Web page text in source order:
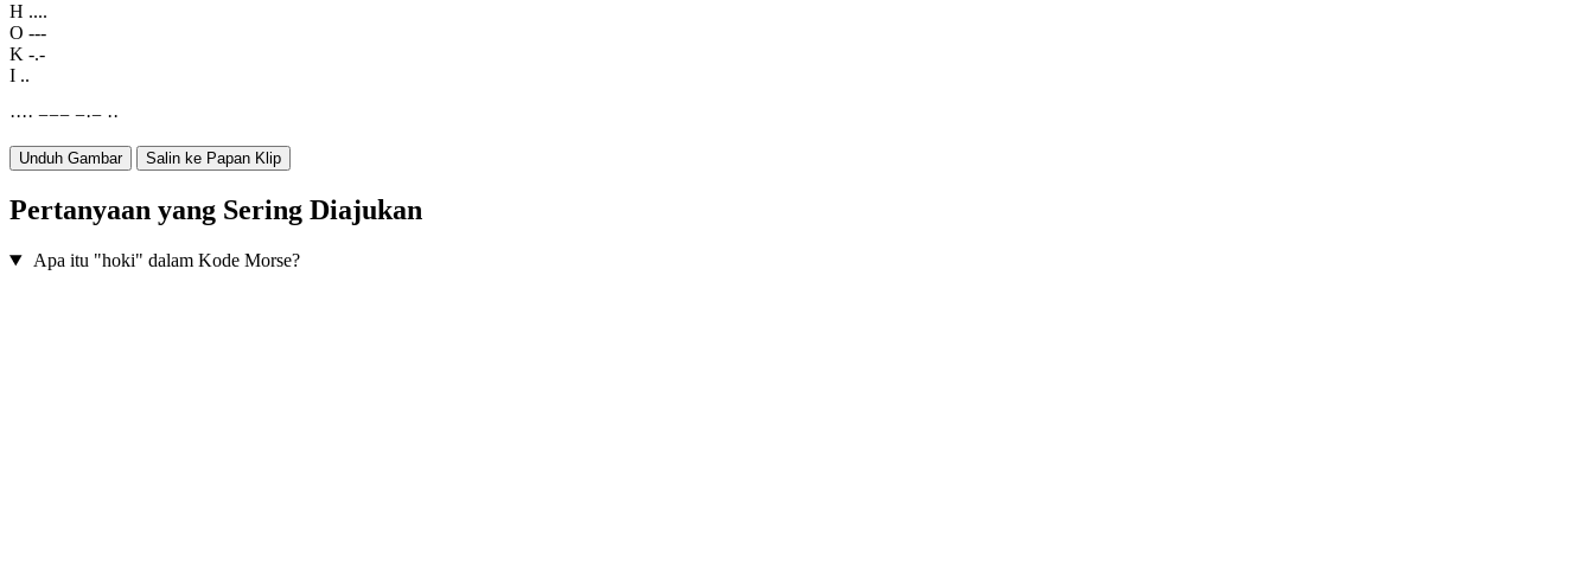
H ....
O ---
K -.-
I ..
···· −−− −·− ··
Unduh Gambar Salin ke Papan Klip
Pertanyaan yang Sering Diajukan
Apa itu "hoki" dalam Kode Morse?